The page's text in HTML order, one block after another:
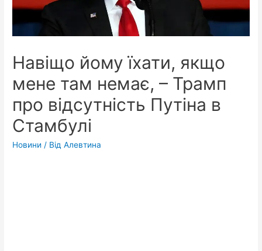
Навіщо йому їхати, якщо
мене там немає, – Трамп
про відсутність Путіна в
Стамбулі
Новини / ВідАлевтина